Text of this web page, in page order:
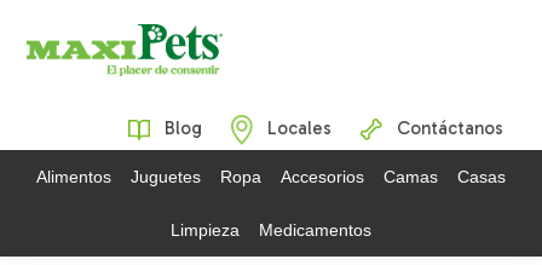
Blog Locales Contáctanos
Alimentos Juguetes Ropa Accesorios Camas Casas
Limpieza Medicamentos